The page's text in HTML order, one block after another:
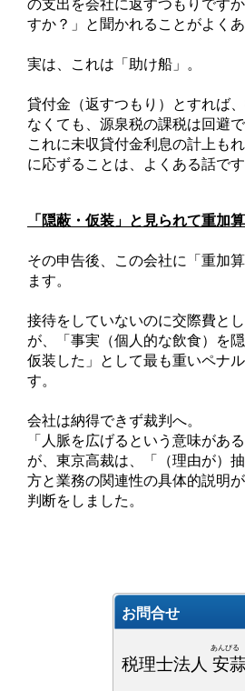
の支出を会社に返すつもりです
すか？」と聞かれることがよくあ
実は、これは「助け船」。
貸付金（返すつもり）とすれば
なくても、源泉税の課税は回避で
これに未収貸付金利息の計上も
に応ずることは、よくある話です
「隠蔽・仮装」と見られて重加
その申告後、この会社に「重加
ます。
接待をしていないのに交際費と
が、「事実（個人的な飲食）を
仮装した」として最も重いペナ
す。
会社は納得できず裁判へ。
「人脈を広げるという意味があ
が、東京高裁は、「（理由が）
方と業務の関連性の具体的説明
判断をしました。
お問合せ
あんびる
税理士法人 安